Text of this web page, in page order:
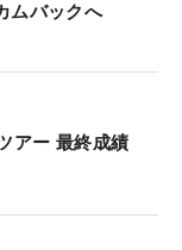
準備を始める
ラーツアーで
度生まれのプラ
ていく。
ムバックへ
アー 最終成績